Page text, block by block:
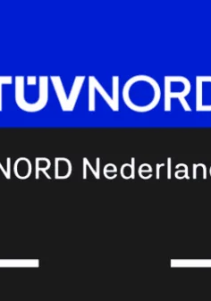
FortiCare
FortiCare